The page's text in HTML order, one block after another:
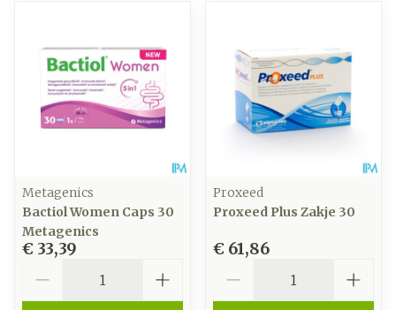
Metagenics
Bactiol Women Caps 30
Metagenics
€ 33,39
Proxeed
Proxeed Plus Zakje 30
€ 61,86